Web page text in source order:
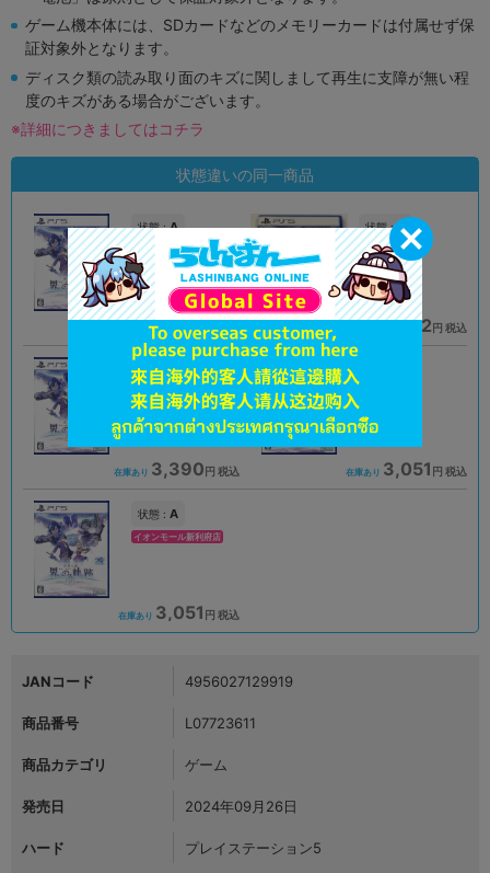
ゲーム機本体には、SDカードなどのメモリーカードは付属せず保
証対象外となります。
ディスク類の読み取り面のキズに関しまして再生に支障が無い程
度のキズがある場合がございます。
※詳細につきましてはコチラ
状態違いの同一商品
状態 :A
オンライン
3,790円 税込
状態 :A
熊本店
6,732 円 税込
状態 :未開封
イオンモール旭川駅前店
在庫あり 3,390 円 税込 在庫あり 3,051 円 税込
状態 : A
イオンモール新利府店
在庫あり 3,051 円 税込
JANコード 4956027129919
商品番号 L07723611
商品カテゴリ ゲーム
発売日 2024年09月26日
ハード プレイステーション5